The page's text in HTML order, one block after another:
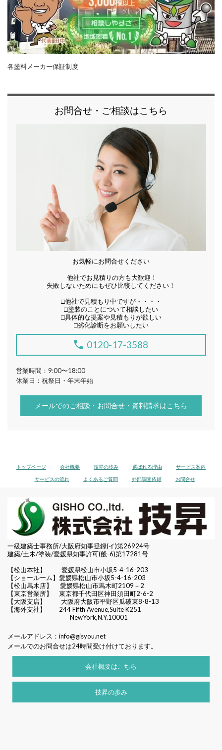
各塗料メーカー保証制度
お問合せ・ご相談はこちら
お気軽にお問合せください
他社でお見積りの方も大歓迎！
失敗しないためにもぜひ比較してください！
□他社で見積もり中ですが・・・・
□塗装のことについて相談したい
□具体的な提案や見積もりが欲しい
□劣化診断をお願いしたい
0120-17-3588
営業時間：9:00〜18:00
休業日：祝祭日・年末年始
メールでのご相談・お問合せ・資料請求はこちら
トップページ 会社概要 技昇の歩み 選ばれる理由 サービス案内
サービスの流れ よくあるご質問 外部調査依頼 お問合せ
一級建築士事務所/大阪府知事登録(イ)第26924号
建築/土木/塗装/愛媛県知事許可(般-6)第17281号
【松山本社】
愛媛県松山市小坂5-4-16-203
【ショールーム】愛媛県松山市小坂5-4-16-203
【松山馬木店】 愛媛県松山市馬木町2109－2
【東京営業所】 東京都千代田区神田須田町2-6-2
【大阪支店】 大阪府大阪市平野区瓜破東8-8-13
【海外支社】 244 Fifth Avenue,Suite K251
NewYork,N.Y.10001
メールアドレス： info@gisyou.net
メールでのお問合せは24時間受け付けております。
会社概要はこちら
技昇の歩み